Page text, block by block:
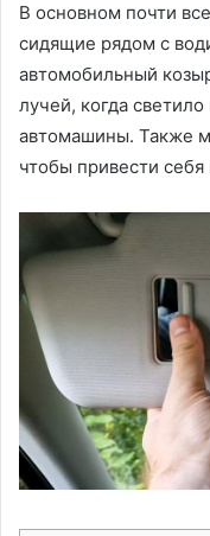
В основном почти
сидящие рядом с
автомобильный
лучей, когда
автомашины. Также
чтобы привести себя